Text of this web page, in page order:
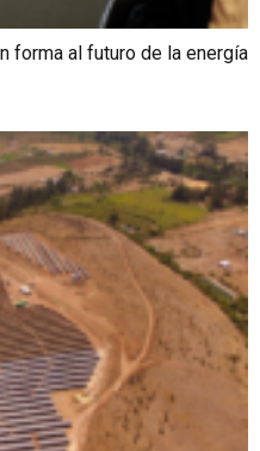
forma al futuro de la energía